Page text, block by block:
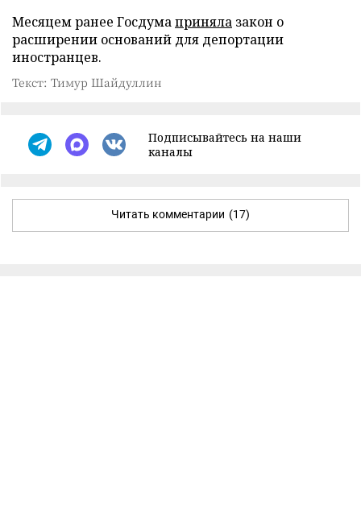
Месяцем ранее Госдумаприняла закон о
расширении оснований для депортации
иностранцев.
Текст: Тимур Шайдуллин
Подписывайтесь на наши
каналы
Читать комментарии (17)